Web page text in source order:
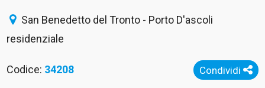
San Benedetto del Tronto - Porto D'ascoli
residenziale
Condividi
Codice: 34208